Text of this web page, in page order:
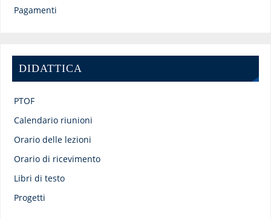
Pagamenti
DIDATTICA
PTOF
Calendario riunioni
Orario delle lezioni
Orario di ricevimento
Libri di testo
Progetti